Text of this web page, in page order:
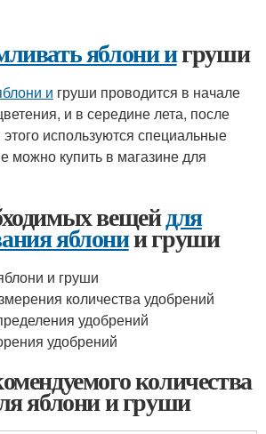
яблони игруши
и груши проводится в начале
и в середине лета, после
используются специальные
можно купить в магазине для
вещейдля
яблонии груши
и груши
количества удобрений
удобрений
удобрений
количества
яблони и груши